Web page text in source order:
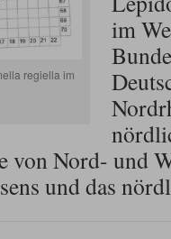
regiella im
im
Nord- und
und das